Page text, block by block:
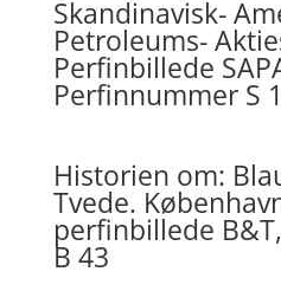
Skandinavisk-
Petroleums-
Perfinbillede
Perfinnummer S
Historien om:
Tvede.
perfinbillede
B 43